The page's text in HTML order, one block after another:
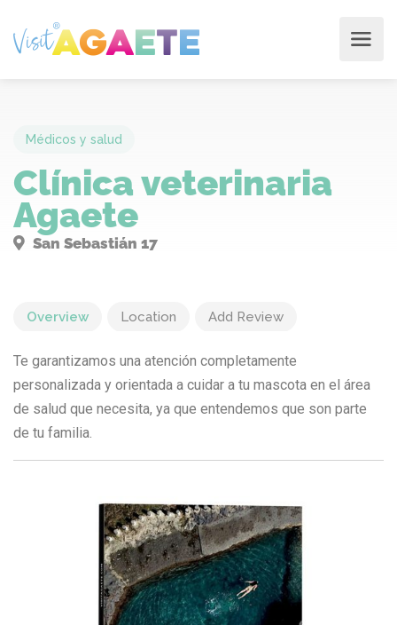
Médicos y salud
Clínica veterinaria
Agaete
San Sebastián 17
Overview Location Add Review
Te garantizamos una atención completamente
personalizada y orientada a cuidar a tu mascota en el área
de salud que necesita, ya que entendemos que son parte
de tu familia.